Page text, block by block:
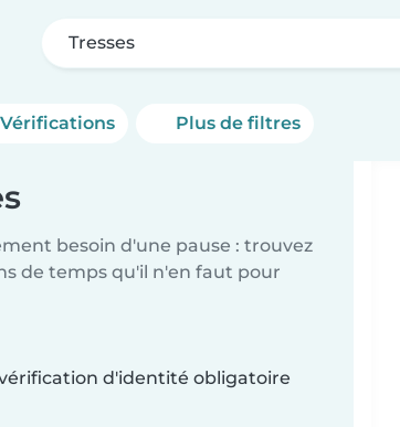
Tresses
Vérifications Plus de filtres
besoin d'une pause : trouvez
de temps qu'il n'en faut pour
d'identité obligatoire